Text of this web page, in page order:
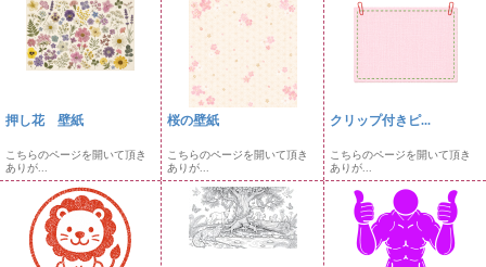
押し花 壁紙
こちらのページを開いて頂き
ありが...
桜の壁紙
こちらのページを開いて頂き
ありが...
クリップ付きピ...
こちらのページを開いて頂き
ありが...